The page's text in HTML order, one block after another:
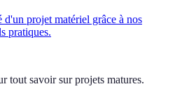
projet matériel grâce à nos
pratiques.
tout savoir sur projets matures.